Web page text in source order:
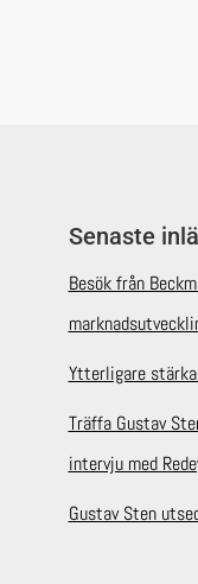
Senaste
Besök från
Ytterligare
Träffa Gustav
intervju med
Gustav Sten